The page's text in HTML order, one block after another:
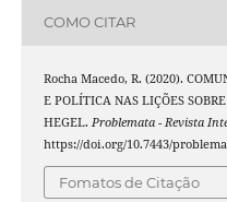
COMO CITAR
Rocha Macedo, R. (2020).
E POLÍTICA NAS LIÇÕES
HEGEL. Problemata - Revista
https://doi.org/10.7443/
Fomatos de Citação